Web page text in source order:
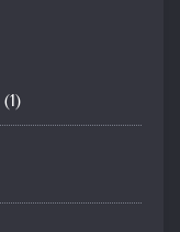
(1)